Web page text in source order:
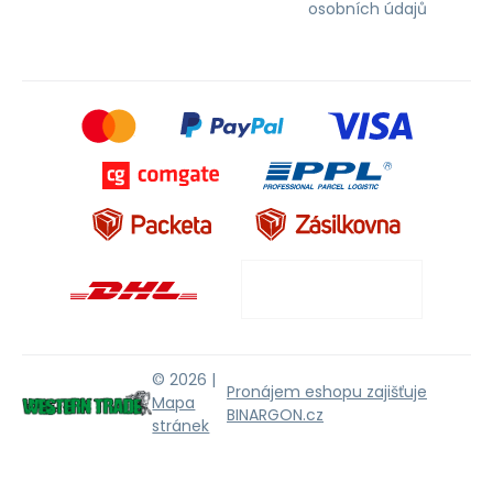
osobních údajů
© 2026 |
Mapa
stránek
Pronájem eshopu zajišťuje
BINARGON.cz